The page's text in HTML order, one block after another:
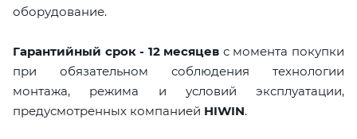
оборудование.
Гарантийный срок - 12 месяцев с момента покупки
при обязательном соблюдения технологии
монтажа, режима и условий эксплуатации,
предусмотренных компанией HIWIN.